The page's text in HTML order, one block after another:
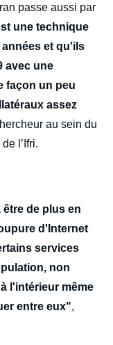
passe aussi par
une technique
et qu'ils
avec une
façon un peu
assez
au sein du
de l’Ifri.
de plus en
d'Internet
services
non
l'intérieur même
entre eux",